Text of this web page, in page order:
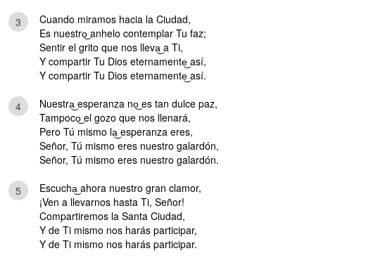
3
Cuando miramos hacia la Ciudad,
Es nuestro͜ anhelo contemplar Tu faz;
Sentir el grito que nos lleva͜ a Ti,
Y compartir Tu Dios eternamente͜ así,
Y compartir Tu Dios eternamente͜ así.
4
Nuestra͜ esperanza no͜ es tan dulce paz,
Tampoco͜ el gozo que nos llenará,
Pero Tú mismo la͜ esperanza eres,
Señor, Tú mismo eres nuestro galardón,
Señor, Tú mismo eres nuestro galardón.
5
Escucha͜ ahora nuestro gran clamor,
¡Ven a llevarnos hasta Ti, Señor!
Compartiremos la Santa Ciudad,
Y de Ti mismo nos harás participar,
Y de Ti mismo nos harás participar.